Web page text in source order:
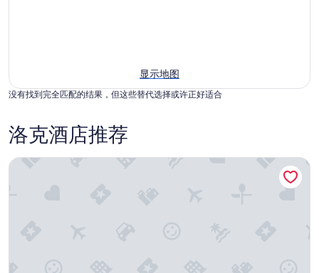
显示地图
没有找到完全匹配的结果，但这些替代选择或许正好适合
洛克酒店推荐
摇滚客栈